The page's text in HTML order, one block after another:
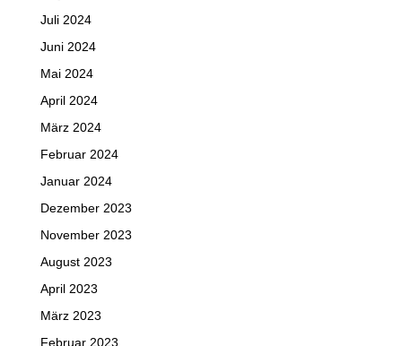
Juli 2024
Juni 2024
Mai 2024
April 2024
März 2024
Februar 2024
Januar 2024
Dezember 2023
November 2023
August 2023
April 2023
März 2023
Februar 2023